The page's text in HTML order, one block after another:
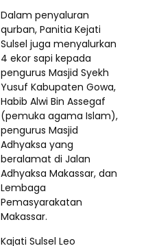
Dalam penyaluran
qurban, Panitia Kejati
Sulsel juga menyalurkan
4 ekor sapi kepada
pengurus Masjid Syekh
Yusuf Kabupaten Gowa,
Habib Alwi Bin Assegaf
(pemuka agama Islam),
pengurus Masjid
Adhyaksa yang
beralamat di Jalan
Adhyaksa Makassar, dan
Lembaga
Pemasyarakatan
Makassar.
Kajati Sulsel Leo